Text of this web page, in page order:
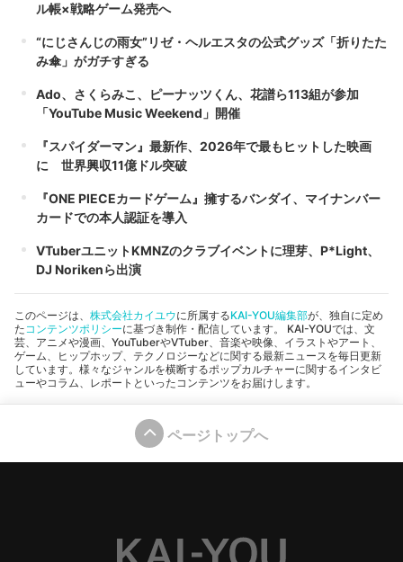
ル帳×戦略ゲーム発売へ
“にじさんじの雨女”リゼ・ヘルエスタの公式グッズ「折りたた
み傘」がガチすぎる
Ado、さくらみこ、ピーナッツくん、花譜ら113組が参加
「YouTube Music Weekend」開催
『スパイダーマン』最新作、2026年で最もヒットした映画
に 世界興収11億ドル突破
『ONE PIECEカードゲーム』擁するバンダイ、マイナンバー
カードでの本人認証を導入
VTuberユニットKMNZのクラブイベントに理芽、P*Light、
DJ Norikenら出演
このページは、 株式会社カイユウに所属するKAI-YOU編集部が、独自に定め
た コンテンツポリシーに基づき制作・配信しています。 KAI-YOUでは、文
芸、アニメや漫画、YouTuberやVTuber、音楽や映像、イラストやアート、
ゲーム、ヒップホップ、テクノロジーなどに関する最新ニュースを毎日更新
しています。様々なジャンルを横断するポップカルチャーに関するインタビ
ューやコラム、レポートといったコンテンツをお届けします。
ページトップへ